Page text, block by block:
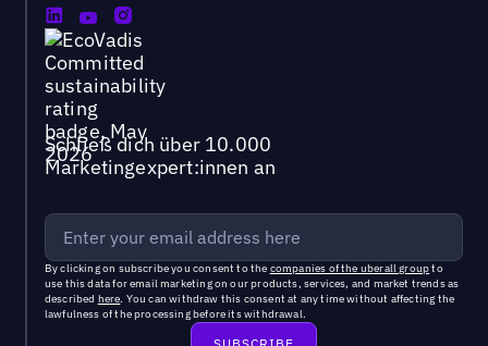
Schließ dich über 10.000
Marketingexpert:innen an
By clicking on subscribe you consent to the companies of the uberall groupto
use this data for email marketing on our products, services, and market trends as
described here. You can withdraw this consent at any time without affecting the
lawfulness of the processing before its withdrawal.